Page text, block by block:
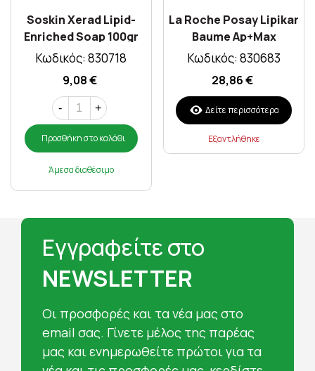
Soskin Xerad Lipid-
Enriched Soap 100gr
Κωδικός: 830718
9,08 €
- +
Προσθήκη στο καλάθι
Άμεσα διαθέσιμο
La Roche Posay Lipikar
Baume Ap+Max
Ενυδατικό Balm 400ml
Κωδικός: 830683
28,86 €
Δείτε περισσότερα
Εξαντλήθηκε
Εγγραφείτε στο
NEWSLETTER
Oι προσφορές και τα νέα μας στο
email σας. Γίνετε μέλος της παρέας
μας και ενημερωθείτε πρώτοι για τα